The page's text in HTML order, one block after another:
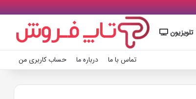
تلویزیون
حساب کاربری من درباره ما تماس با ما